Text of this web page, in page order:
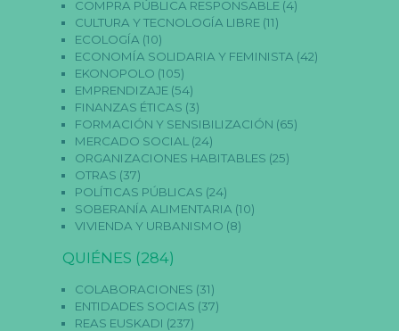
COMPRA PÚBLICA RESPONSABLE(4)
CULTURA Y TECNOLOGÍA LIBRE(11)
ECOLOGÍA (10)
ECONOMÍA SOLIDARIA Y FEMINISTA (42)
EKONOPOLO (105)
EMPRENDIZAJE(54)
FINANZAS ÉTICAS (3)
FORMACIÓN Y SENSIBILIZACIÓN (65)
MERCADO SOCIAL(24)
ORGANIZACIONES HABITABLES (25)
OTRAS (37)
POLÍTICAS PÚBLICAS (24)
SOBERANÍA ALIMENTARIA (10)
VIVIENDA Y URBANISMO (8)
QUIÉNES (284)
COLABORACIONES (31)
ENTIDADES SOCIAS (37)
REAS EUSKADI (237)